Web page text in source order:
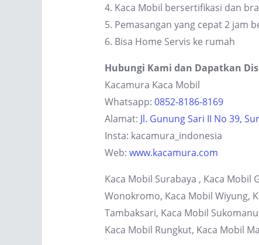
4. Kaca Mobil bersertifikasi dan
5. Pemasangan yang cepat 2 jam
6. Bisa Home Servis ke rumah
Hubungi Kami dan Dapatkan
Kacamura Kaca Mobil
Whatsapp: 0852-8186-8169
Alamat: Jl. Gunung Sari II No 39,
Insta: kacamura_indonesia
Web: www.kacamura.com
Kaca Mobil Surabaya , Kaca Mobil
Wonokromo, Kaca Mobil Wiyung,
Tambaksari, Kaca Mobil
Kaca Mobil Rungkut, Kaca Mobil